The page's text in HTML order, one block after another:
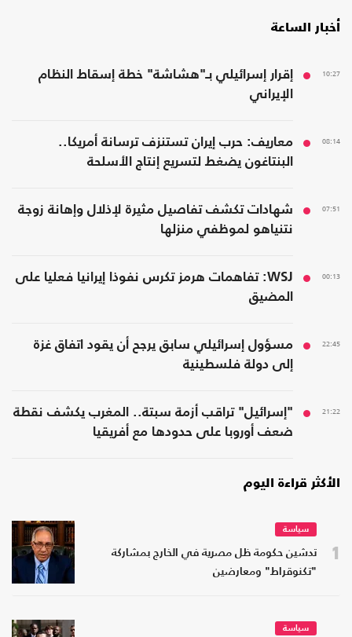
أخبار الساعة
10:27
إقرار إسرائيلي بـ"هشاشة" خطة إسقاط النظام
الإيراني
08:14
معاريف: حرب إيران تستنزف ترسانة أمريكا..
البنتاغون يضغط لتسريع إنتاج الأسلحة
07:51
شهادات تكشف تفاصيل مثيرة لإذلال وإهانة زوجة
نتنياهو لموظفي منزلها
00:13
WSJ: تفاهمات هرمز تكرس نفوذا إيرانيا فعليا على
المضيق
22:45
مسؤول إسرائيلي سابق يرجح أن يقود اتفاق غزة
إلى دولة فلسطينية
21:22
"إسرائيل" تراقب أزمة سبتة.. المغرب يكشف نقطة
ضعف أوروبا على حدودها مع أفريقيا
الأكثر قراءة اليوم
1
سياسة
تدشين حكومة ظل مصرية في الخارج بمشاركة
"تكنوقراط" ومعارضين
سياسة